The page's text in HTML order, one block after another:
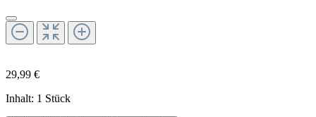
29,99 €
Inhalt: 1 Stück